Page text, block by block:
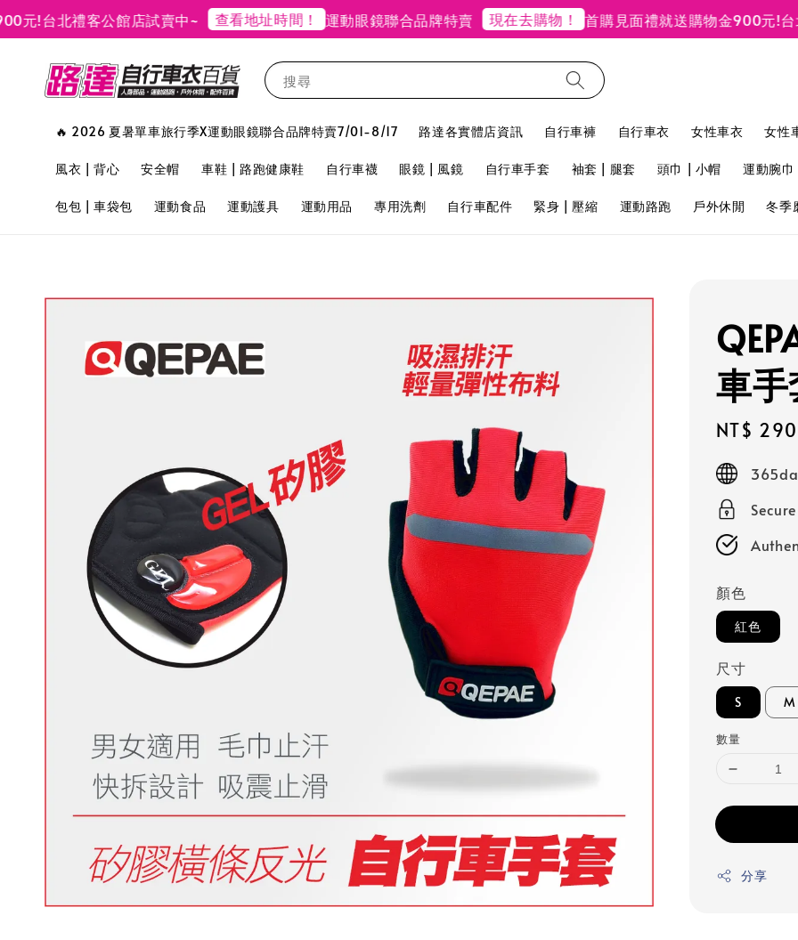
台北禮客公館店試賣中~ 查看地址時間！ 運動眼鏡聯合品牌特賣 現在去購物！ 首購見面禮就送購物金900元!台北禮
搜尋
🔥 2026 夏暑單車旅行季X運動眼鏡聯合品牌特賣7/01-8/17 路達各實體店資訊 自行車褲 自行車衣 女性車衣 女性
風衣 | 背心 安全帽 車鞋 | 路跑健康鞋 自行車襪 眼鏡 | 風鏡 自行車手套 袖套 | 腿套 頭巾 | 小帽 運動腕
包包 | 車袋包 運動食品 運動護具 運動用品 專用洗劑 自行車配件 緊身 | 壓縮 運動路跑 戶外休閒 冬季
車
Sale
price
NT$ 290
顏色
紅色
尺寸
S M
數量
分享